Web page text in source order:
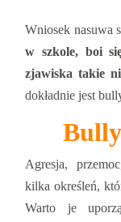
Wniosek nasuwa
w szkole, boi
zjawiska takie
dokładnie jest
Agresja,
kilka określeń,
Warto je